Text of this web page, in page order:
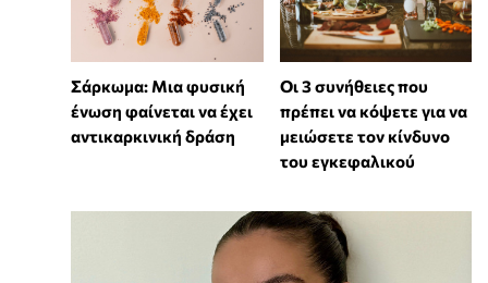
Σάρκωμα: Μια φυσική
ένωση φαίνεται να έχει
αντικαρκινική δράση
Οι 3 συνήθειες που
πρέπει να κόψετε για να
μειώσετε τον κίνδυνο
του εγκεφαλικού